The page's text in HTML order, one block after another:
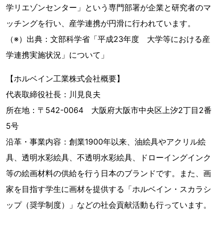
学リエゾンセンター」という専門部署が企業と研究者のマ
ッチングを行い、産学連携が円滑に行われています。
（※）出典：文部科学省「平成23年度 大学等における産
学連携実施状況」について」
【ホルベイン工業株式会社概要】
代表取締役社長：川見良夫
所在地：〒542-0064 大阪府大阪市中央区上汐2丁目2番
5号
沿革・事業内容：創業1900年以来、油絵具やアクリル絵
具、透明水彩絵具、不透明水彩絵具、ドローイングインク
等の絵画材料の供給を行う日本のブランドです。また、画
家を目指す学生に画材を提供する「ホルベイン・スカラシ
ップ（奨学制度）」などの社会貢献活動も行っています。